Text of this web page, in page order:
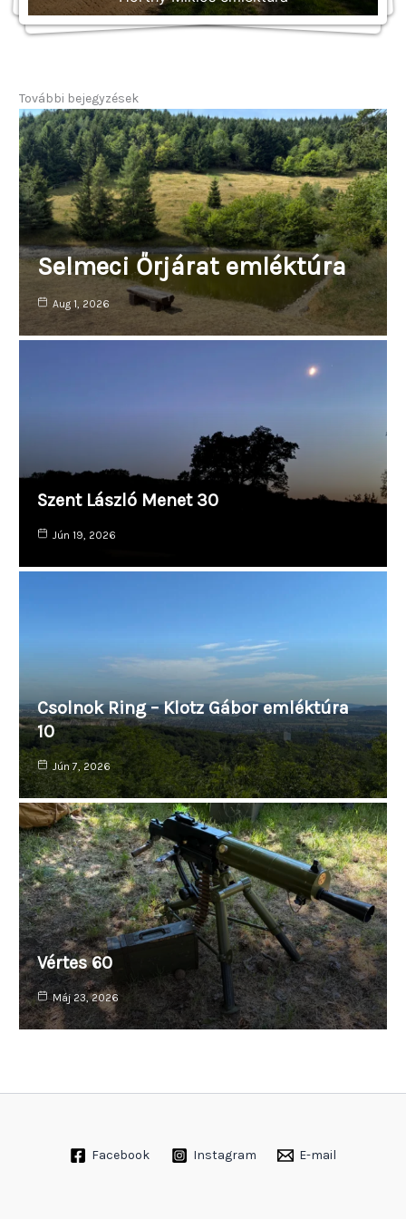
További bejegyzések
Selmeci Őrjárat emléktúra
Aug 1, 2026
Szent László Menet 30
Jún 19, 2026
Csolnok Ring – Klotz Gábor emléktúra
10
Jún 7, 2026
Vértes 60
Máj 23, 2026
Facebook Instagram E-mail